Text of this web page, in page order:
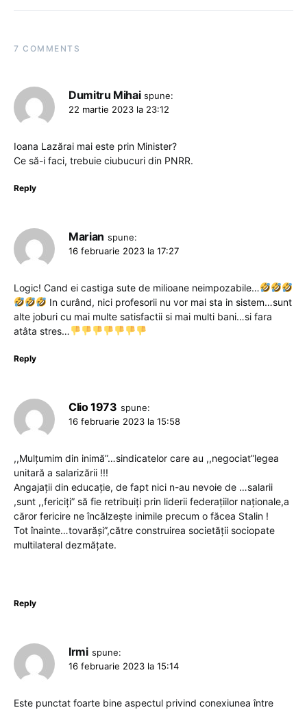
7 COMMENTS
Dumitru Mihai spune:
22 martie 2023 la 23:12
Ioana Lazărai mai este prin Minister?
Ce să-i faci, trebuie ciubucuri din PNRR.
Reply
Marian spune:
16 februarie 2023 la 17:27
Logic! Cand ei castiga sute de milioane neimpozabile…
In curând, nici profesorii nu vor mai sta in sistem…sunt
alte joburi cu mai multe satisfactii si mai multi bani…si fara
atâta stres…
Reply
Clio 1973 spune:
16 februarie 2023 la 15:58
,,Mulțumim din inimă”…sindicatelor care au ,,negociat”legea
unitară a salarizării !!!
Angajații din educație, de fapt nici n-au nevoie de …salarii
,sunt ,,fericiți” să fie retribuiți prin liderii federațiilor naționale,a
căror fericire ne încălzește inimile precum o făcea Stalin !
Tot înainte…tovarăși”,către construirea societății sociopate
multilateral dezmățate.
Reply
Irmi spune:
16 februarie 2023 la 15:14
Este punctat foarte bine aspectul privind conexiunea între